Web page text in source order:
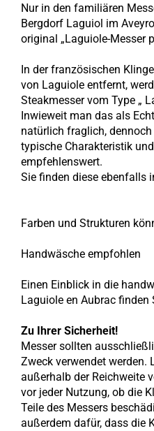
Nur in den familiären
Bergdorf Laguiol im
original „Laguiole-Messer
In der französischen
von Laguiole entfernt,
Steakmesser vom Type „
Inwieweit man das als
natürlich fraglich,
typische Charakteristik
empfehlenswert.
Sie finden diese ebenfalls
Farben und Strukturen
Handwäsche empfohlen
Einen Einblick in die
Laguiole en Aubrac finden
Zu Ihrer Sicherheit!
Messer sollten
Zweck verwendet werden.
außerhalb der Reichweite
vor jeder Nutzung, ob die
Teile des Messers
außerdem dafür, dass die